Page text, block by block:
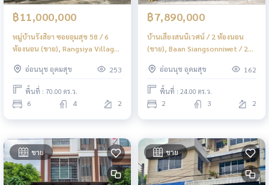
฿11,000,000
หมู่บ้านรังสิยา ซอยอุมสุข 58 / 6
ห้องนอน (ขาย), Rangsiya Village
(FOR SALE) GNG024
อ่อนนุช อุดมสุข 253
พื้นที่ : 70.00 ตร.ว.
6 4 2
฿7,890,000
บ้านเสียงสนนิเวศน์ / 2 ห้องนอน
(ขาย), Baan Siangsonniwet / 2
อ่อนนุช อุดมสุข
162
พื้นที่ : 24.00 ตร.ว.
2 3 2
ขาย ขาย